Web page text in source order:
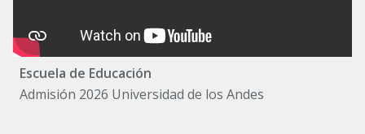
Escuela de Educación
Admisión 2026 Universidad de los Andes